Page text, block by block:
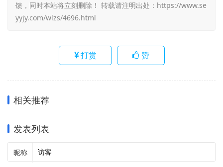
馈，同时本站将立刻删除！ 转载请注明出处： https://www.se
yyjy.com/wlzs/4696.html
打赏 赞
相关推荐
发表列表
昵称